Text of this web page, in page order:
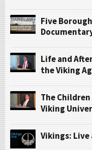
Five
Life and
the Viking
The
Viking
Vikings: